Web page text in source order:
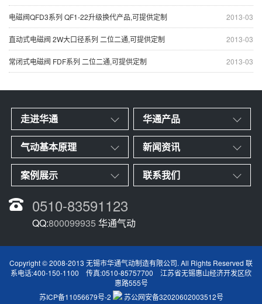
2013-03
电磁阀QFD3系列 QF1-22升级换代产品,可提供定制
2013-03
直动式电磁阀 2W大口径系列 二位二通,可提供定制
2013-03
常闭式电磁阀 FDF系列 二位二通,可提供定制
走进华通 华通产品
气动基本原理 新闻资讯
案例展示 联系我们
0510-83591123
QQ:800099935 华通气动
Copyright © 2008-2013 无锡市华通气动制造有限公司. All Rights Reserved 联
系电话:400-150-1100 传真:0510-85757700 江苏省无锡惠山经济开发区欣
惠路555号
苏ICP备11056679号-2
苏公网安备32020602003512号